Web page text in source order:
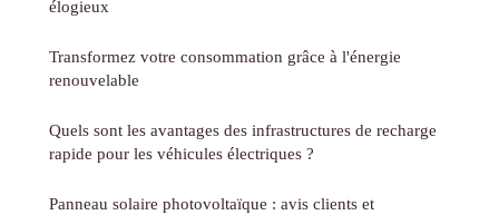
élogieux
Transformez votre consommation grâce à l'énergie
renouvelable
Quels sont les avantages des infrastructures de recharge
rapide pour les véhicules électriques ?
Panneau solaire photovoltaïque : avis clients et